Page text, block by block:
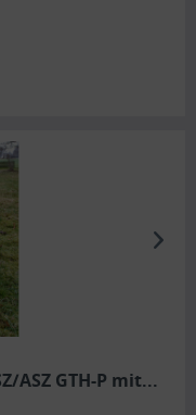
recycelte
ASZ GTH-P mit...